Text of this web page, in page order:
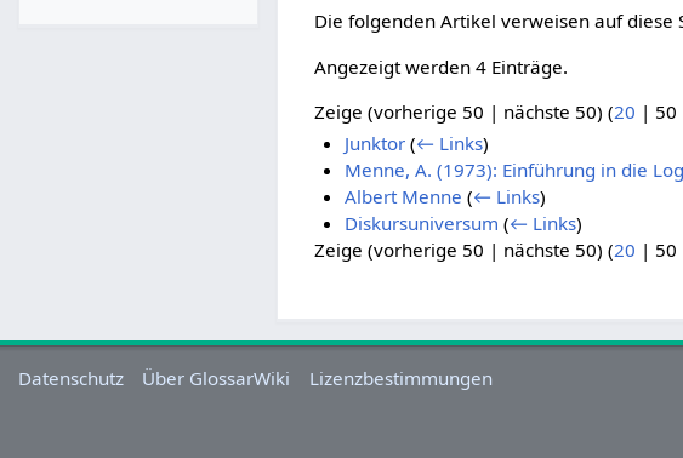
Die folgenden Artikel verweisen auf diese
Angezeigt werden 4 Einträge.
Zeige (vorherige 50 | nächste 50) (20 | 50
Junktor (← Links)
Menne, A. (1973): Einführung in die
Albert Menne (← Links)
Diskursuniversum (← Links)
Zeige (vorherige 50 | nächste 50) (20 | 50
Datenschutz Über GlossarWiki Lizenzbestimmungen